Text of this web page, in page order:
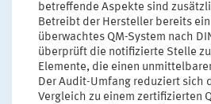
betreffende Aspekte sind
Betreibt der Hersteller bereits
überwachtes QM-System nach
überprüft die notifizierte Stelle
Elemente, die einen
Der Audit-Umfang reduziert sich
Vergleich zu einem zertifizierten